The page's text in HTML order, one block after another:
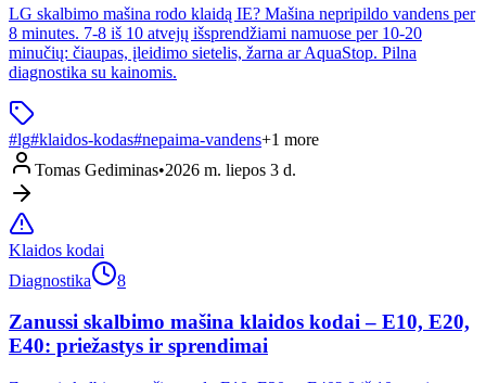
LG skalbimo mašina rodo klaidą IE? Mašina nepripildo vandens per
8 minutes. 7-8 iš 10 atvejų išsprendžiami namuose per 10-20
minučių: čiaupas, įleidimo sietelis, žarna ar AquaStop. Pilna
diagnostika su kainomis.
#lg#klaidos-kodas#nepaima-vandens+1 more
Tomas Gediminas•2026 m. liepos 3 d.
Klaidos kodai
Diagnostika
8
Zanussi skalbimo mašina klaidos kodai – E10, E20,
E40: priežastys ir sprendimai